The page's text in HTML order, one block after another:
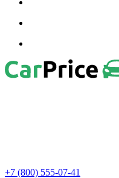
+7 (800) 555-07-41